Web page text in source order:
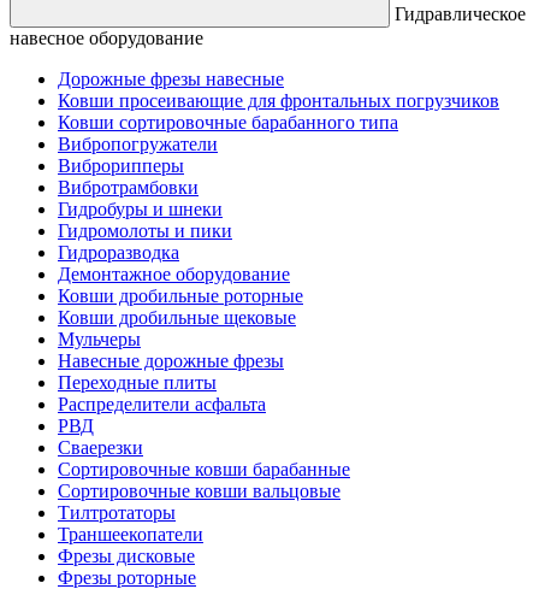
Гидравлическое
навесное оборудование
Дорожные фрезы навесные
Ковши просеивающие для фронтальных погрузчиков
Ковши сортировочные барабанного типа
Вибропогружатели
Виброрипперы
Вибротрамбовки
Гидробуры и шнеки
Гидромолоты и пики
Гидроразводка
Демонтажное оборудование
Ковши дробильные роторные
Ковши дробильные щековые
Мульчеры
Навесные дорожные фрезы
Переходные плиты
Распределители асфальта
РВД
Сваерезки
Сортировочные ковши барабанные
Сортировочные ковши вальцовые
Тилтротаторы
Траншеекопатели
Фрезы дисковые
Фрезы роторные